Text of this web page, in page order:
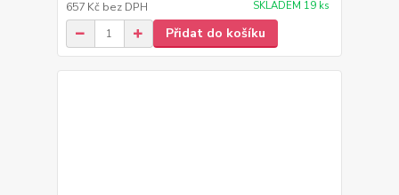
657 Kč bez DPH SKLADEM 19 ks
Přidat do košíku